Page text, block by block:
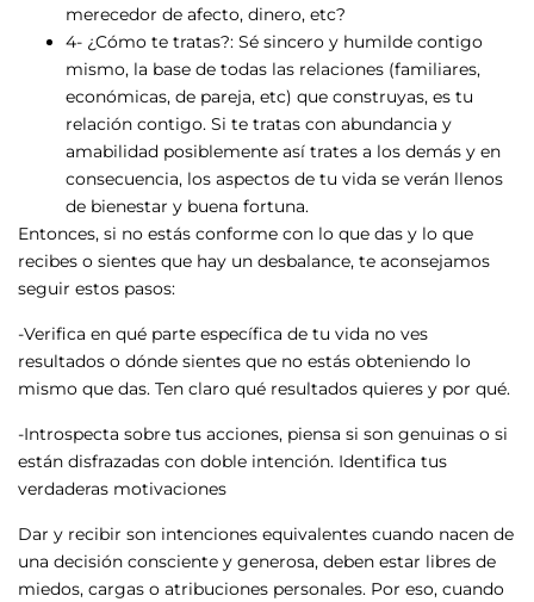
merecedor de afecto, dinero, etc?
4- ¿Cómo te tratas?: Sé sincero y humilde contigo
mismo, la base de todas las relaciones (familiares,
económicas, de pareja, etc) que construyas, es tu
relación contigo. Si te tratas con abundancia y
amabilidad posiblemente así trates a los demás y en
consecuencia, los aspectos de tu vida se verán llenos
de bienestar y buena fortuna.
Entonces, si no estás conforme con lo que das y lo que
recibes o sientes que hay un desbalance, te aconsejamos
seguir estos pasos:
-Verifica en qué parte específica de tu vida no ves
resultados o dónde sientes que no estás obteniendo lo
mismo que das. Ten claro qué resultados quieres y por qué.
-Introspecta sobre tus acciones, piensa si son genuinas o si
están disfrazadas con doble intención. Identifica tus
verdaderas motivaciones
Dar y recibir son intenciones equivalentes cuando nacen de
una decisión consciente y generosa, deben estar libres de
miedos, cargas o atribuciones personales. Por eso, cuando